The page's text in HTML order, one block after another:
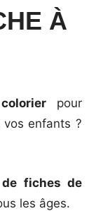
À
pour
enfants ?
fiches de
les âges.